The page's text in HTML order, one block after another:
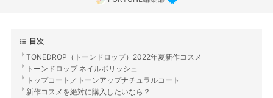
目次
TONEDROP（トーンドロップ）2022年夏新作コスメ
トーンドロップ ネイルポリッシュ
トップコート／トーンアップナチュラルコート
新作コスメを絶対に購入したいなら？